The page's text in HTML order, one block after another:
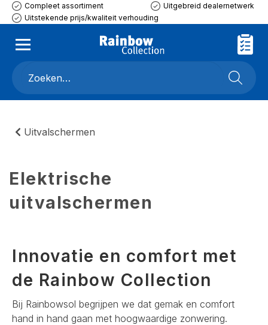
Compleet assortiment
Uitgebreid dealernetwerk
Uitstekende prijs/kwaliteit verhouding
Uitvalschermen
Elektrische
uitvalschermen
Innovatie en comfort met
de Rainbow Collection
Bij Rainbowsol begrijpen we dat gemak en comfort
hand in hand gaan met hoogwaardige zonwering.